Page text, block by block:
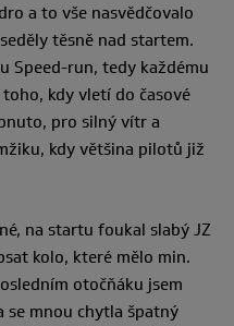
a to vše nasvědčovalo
těsně nad startem.
Speed-run, tedy každému
kdy vletí do časové
pro silný vítr a
kdy většina pilotů již
na startu foukal slabý JZ
kolo, které mělo min.
otočňáku jsem
se mnou chytla špatný